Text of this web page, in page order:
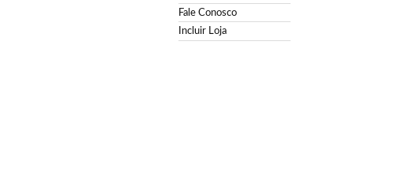
Fale Conosco
Incluir Loja